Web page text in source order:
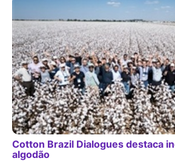
Cotton Brazil Dialogues destaca
algodão